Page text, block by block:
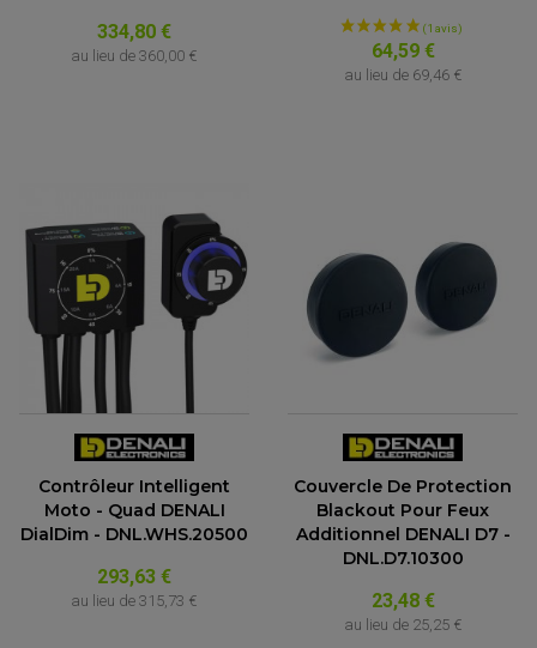
334,80 €
au lieu de 360,00 € 64,59 €
au lieu de 69,46 €
Contrôleur Intelligent
Moto - Quad DENALI
DialDim - DNL.WHS.20500
293,63 €
au lieu de 315,73 €
Couvercle De Protection
Blackout Pour Feux
Additionnel DENALI D7 -
DNL.D7.10300
23,48 €
au lieu de 25,25 €